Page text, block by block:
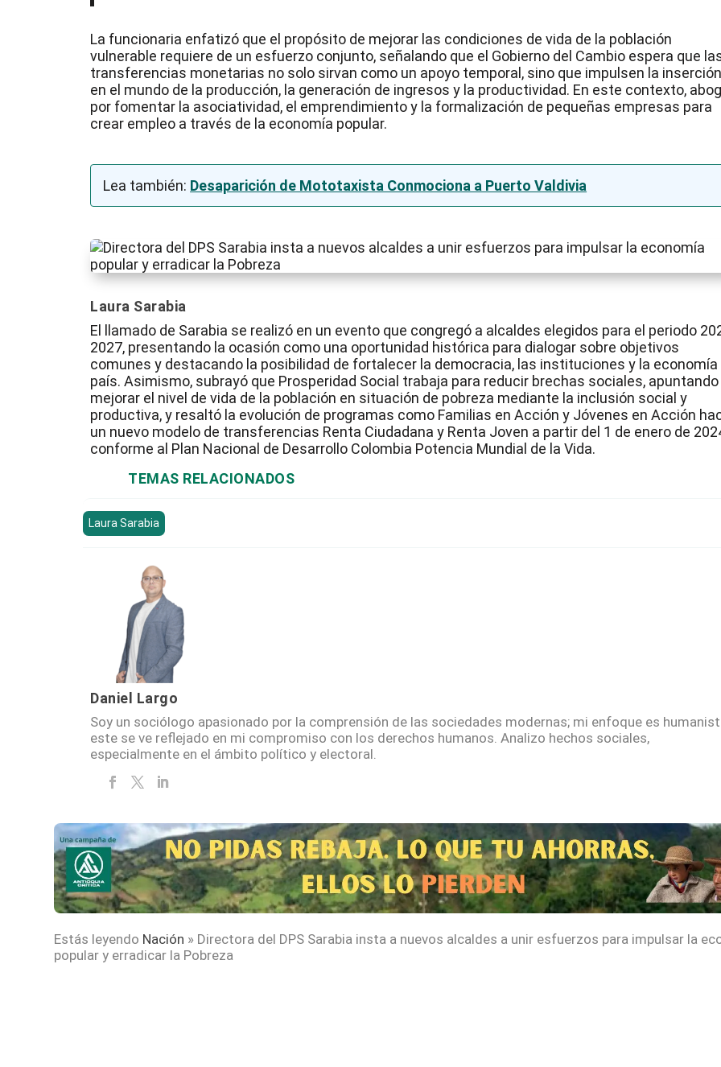
La funcionaria enfatizó que el propósito de mejorar las condiciones de vida de la población
vulnerable requiere de un esfuerzo conjunto, señalando que el Gobierno del Cambio espera que
transferencias monetarias no solo sirvan como un apoyo temporal, sino que impulsen la
en el mundo de la producción, la generación de ingresos y la productividad. En este contexto,
por fomentar la asociatividad, el emprendimiento y la formalización de pequeñas empresas para
crear empleo a través de la economía popular.
Lea también: Desaparición de Mototaxista Conmociona a Puerto Valdivia
Laura Sarabia
El llamado de Sarabia se realizó en un evento que congregó a alcaldes elegidos para el periodo
2027, presentando la ocasión como una oportunidad histórica para dialogar sobre objetivos
comunes y destacando la posibilidad de fortalecer la democracia, las instituciones y la economía
país. Asimismo, subrayó que Prosperidad Social trabaja para reducir brechas sociales, apuntando
mejorar el nivel de vida de la población en situación de pobreza mediante la inclusión social y
productiva, y resaltó la evolución de programas como Familias en Acción y Jóvenes en Acción
un nuevo modelo de transferencias Renta Ciudadana y Renta Joven a partir del 1 de enero de
conforme al Plan Nacional de Desarrollo Colombia Potencia Mundial de la Vida.
TEMAS RELACIONADOS
Laura Sarabia
Daniel Largo
Soy un sociólogo apasionado por la comprensión de las sociedades modernas; mi enfoque es
este se ve reflejado en mi compromiso con los derechos humanos. Analizo hechos sociales,
especialmente en el ámbito político y electoral.
Estás leyendo Nación » Directora del DPS Sarabia insta a nuevos alcaldes a unir esfuerzos para impulsar la
popular y erradicar la Pobreza